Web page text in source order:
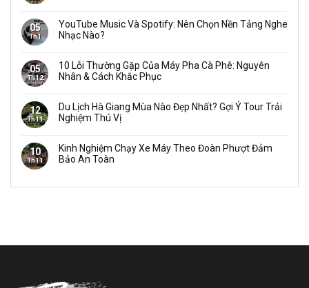
05
Th1
YouTube Music Và Spotify: Nên Chọn Nền Tảng Nghe
Nhạc Nào?
05
Th12
10 Lỗi Thường Gặp Của Máy Pha Cà Phê: Nguyên
Nhân & Cách Khắc Phục
12
Th11
Du Lịch Hà Giang Mùa Nào Đẹp Nhất? Gợi Ý Tour Trải
Nghiệm Thú Vị
10
Th11
Kinh Nghiệm Chạy Xe Máy Theo Đoàn Phượt Đảm
Bảo An Toàn